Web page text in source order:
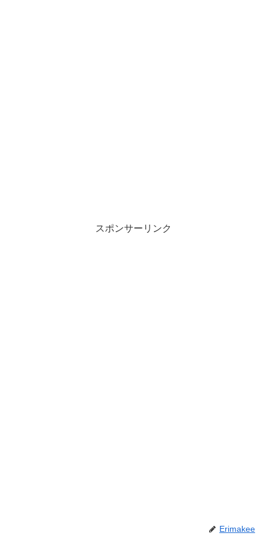
スポンサーリンク
Erimakee